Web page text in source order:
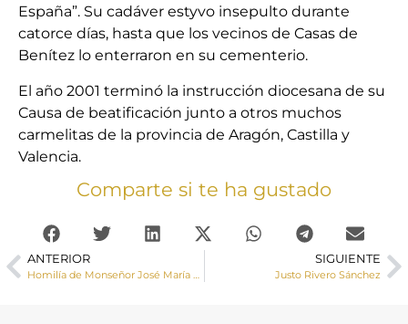
España”. Su cadáver estyvo insepulto durante
catorce días, hasta que los vecinos de Casas de
Benítez lo enterraron en su cementerio.
El año 2001 terminó la instrucción diocesana de su
Causa de beatificación junto a otros muchos
carmelitas de la provincia de Aragón, Castilla y
Valencia.
Comparte si te ha gustado
ANTERIOR
Homilía de Monseñor José María Yanguas en la celebración de los Ángeles Custodios
SIGUIENTE
Justo Rivero Sánchez